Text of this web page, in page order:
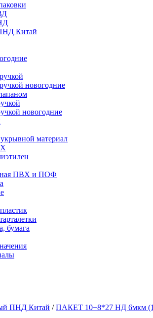
Китай
новогодние
новогодние
материал
ПВХ и ПОФ
бумага
ПНД Китай /ПАКЕТ 10+8*27 НД 6мкм